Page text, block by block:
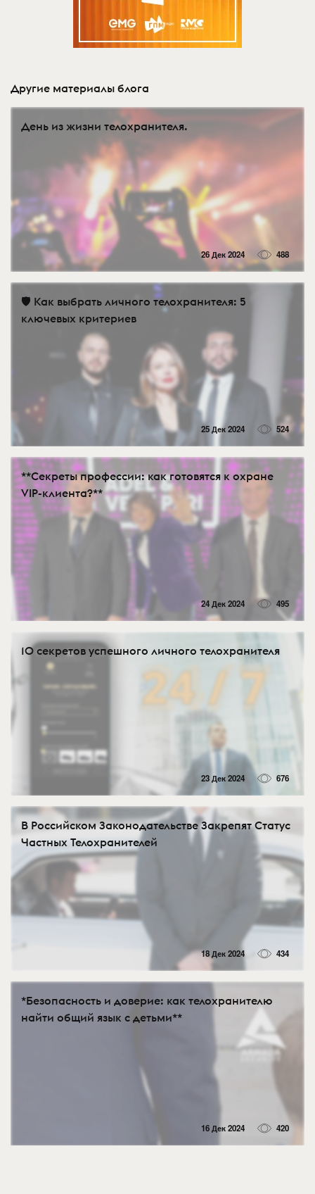
Другие материалы блога
День из жизни телохранителя.
26 Дек 2024 488
🛡️ Как выбрать личного телохранителя: 5
ключевых критериев
25 Дек 2024 524
**Секреты профессии: как готовятся к охране
VIP-клиента?**
24 Дек 2024 495
10 секретов успешного личного телохранителя
23 Дек 2024 676
В Российском Законодательстве Закрепят Статус
Частных Телохранителей
18 Дек 2024 434
*Безопасность и доверие: как телохранителю
найти общий язык с детьми**
16 Дек 2024 420